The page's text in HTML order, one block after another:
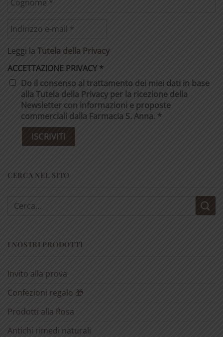
Leggi la Tutela della Privacy
ACCETTAZIONE PRIVACY*
Do il consenso al trattamento dei miei dati in base
alla Tutela della Privacy per la ricezione della
Newsletter con informazioni e proposte
commerciali dalla Farmacia S. Anna. *
CERCA NEL SITO
Cerca:
I NOSTRI PRODOTTI
Invito alla prova
Confezioni regalo 🎁
Prodotti alla Rosa
Antichi rimedi naturali